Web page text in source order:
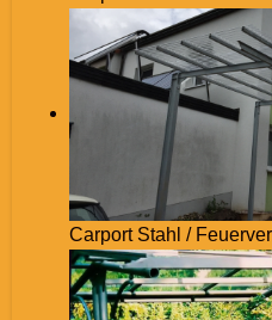
Carport Stahl /